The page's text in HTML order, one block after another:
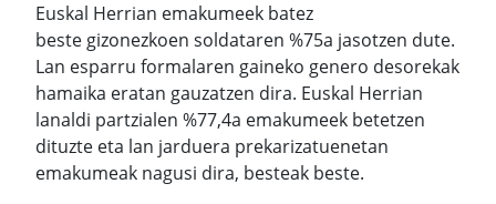
Euskal Herrian emakumeek batez
beste gizonezkoen soldataren %75a jasotzen dute.
Lan esparru formalaren gaineko genero desorekak
hamaika eratan gauzatzen dira. Euskal Herrian
lanaldi partzialen %77,4a emakumeek betetzen
dituzte eta lan jarduera prekarizatuenetan
emakumeak nagusi dira, besteak beste.